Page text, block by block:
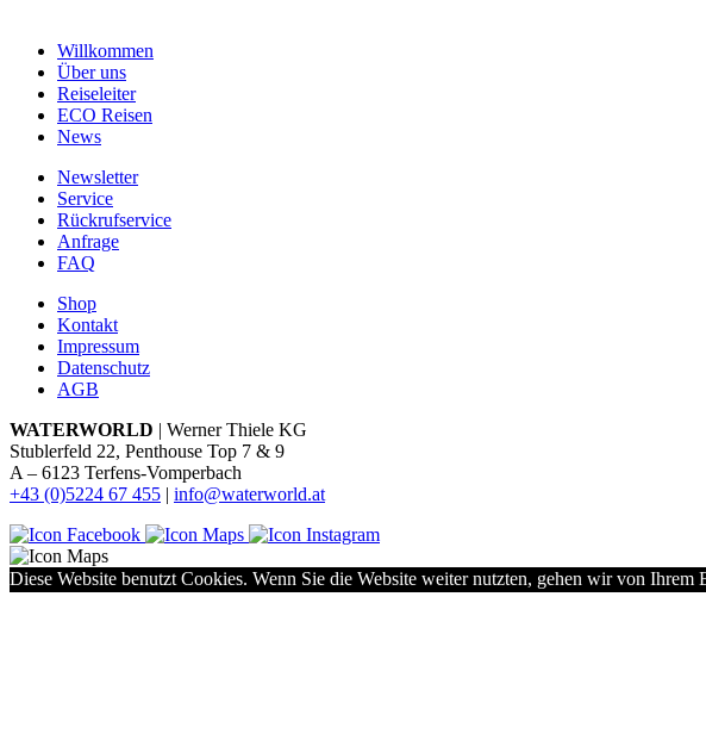
Willkommen
Über uns
Reiseleiter
ECO Reisen
News
Newsletter
Service
Rückrufservice
Anfrage
FAQ
Shop
Kontakt
Impressum
Datenschutz
AGB
WATERWORLD | Werner Thiele KG
Stublerfeld 22, Penthouse Top 7 & 9
A – 6123 Terfens-Vomperbach
+43 (0)5224 67 455 | info@waterworld.at
Diese Website benutzt Cookies. Wenn Sie die Website weiter nutzten, gehen wir von Ihrem